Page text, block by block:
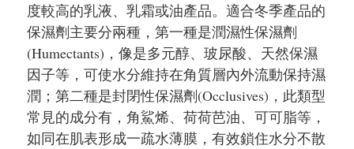
度較高的乳液、乳霜或油產品。適合冬季產品的
保濕劑主要分兩種，第一種是潤濕性保濕劑
(Humectants)，像是多元醇、玻尿酸、天然保濕
因子等，可使水分維持在角質層內外流動保持濕
潤；第二種是封閉性保濕劑(Occlusives)，此類型
常見的成分有，角鯊烯、荷荷芭油、可可脂等，
如同在肌表形成一疏水薄膜，有效鎖住水分不散